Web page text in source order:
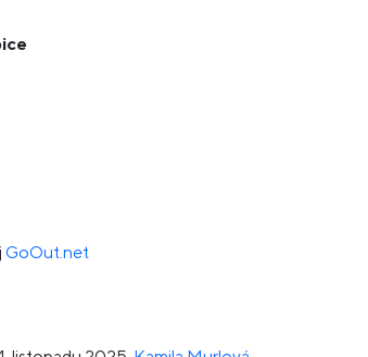
GoOut.net